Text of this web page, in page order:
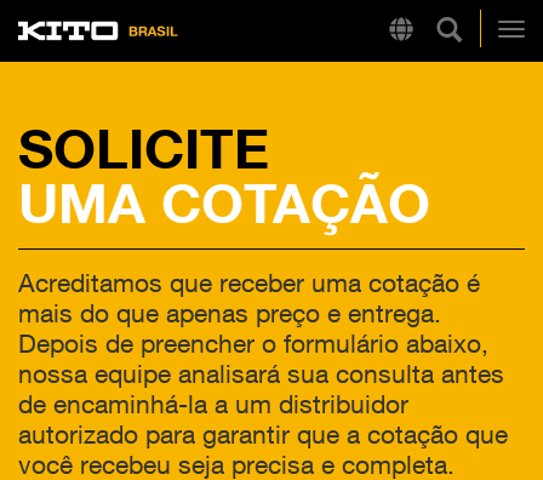
RegionKito
Pesquisa
LINKS RÁPIDOS
Tire Chain Finder
SOLICITE
UMA COTAÇÃO
Acreditamos que receber uma cotação é
mais do que apenas preço e entrega.
Depois de preencher o formulário abaixo,
nossa equipe analisará sua consulta antes
de encaminhá-la a um distribuidor
autorizado para garantir que a cotação que
você recebeu seja precisa e completa.